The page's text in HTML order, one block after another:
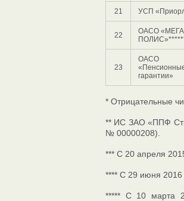
21 УСП
22
ОАСО «МЕГА
23
ОАСО
гарантии»
* Отрицательные
** ИС ЗАО «ППФ
№ 00000208).
*** С 20 апреля
**** С 29 июня 2016
***** С 10 марта